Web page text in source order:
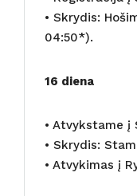
• Skrydis:
04:50*).
16 diena
• Atvykstame į
• Skrydis:
• Atvykimas į